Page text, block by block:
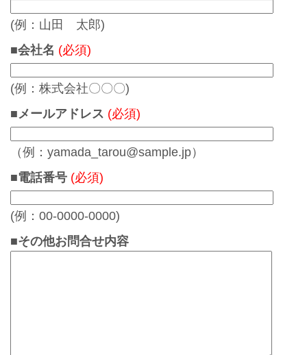
(例：山田 太郎)
■会社名 (必須)
(例：株式会社〇〇〇)
■メールアドレス (必須)
（例：yamada_tarou@sample.jp）
■電話番号 (必須)
(例：00-0000-0000)
■その他お問合せ内容